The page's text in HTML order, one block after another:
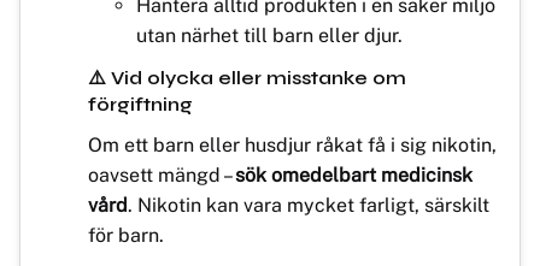
Hantera alltid produkten i en säker miljö
utan närhet till barn eller djur.
⚠️ Vid olycka eller misstanke om
förgiftning
Om ett barn eller husdjur råkat få i sig nikotin,
oavsett mängd –sök omedelbart medicinsk
vård. Nikotin kan vara mycket farligt, särskilt
för barn.